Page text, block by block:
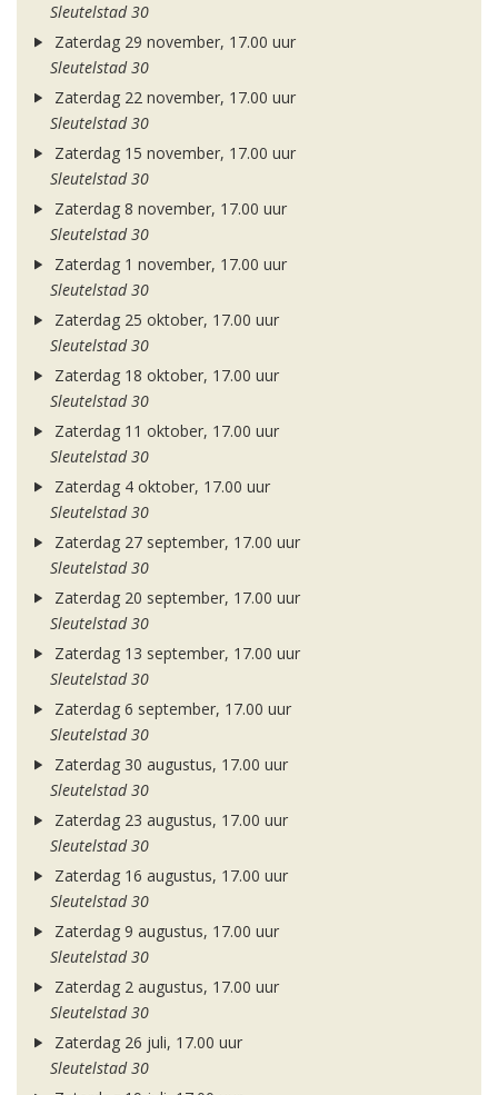
Sleutelstad 30
Zaterdag 29 november, 17.00 uur
Sleutelstad 30
Zaterdag 22 november, 17.00 uur
Sleutelstad 30
Zaterdag 15 november, 17.00 uur
Sleutelstad 30
Zaterdag 8 november, 17.00 uur
Sleutelstad 30
Zaterdag 1 november, 17.00 uur
Sleutelstad 30
Zaterdag 25 oktober, 17.00 uur
Sleutelstad 30
Zaterdag 18 oktober, 17.00 uur
Sleutelstad 30
Zaterdag 11 oktober, 17.00 uur
Sleutelstad 30
Zaterdag 4 oktober, 17.00 uur
Sleutelstad 30
Zaterdag 27 september, 17.00 uur
Sleutelstad 30
Zaterdag 20 september, 17.00 uur
Sleutelstad 30
Zaterdag 13 september, 17.00 uur
Sleutelstad 30
Zaterdag 6 september, 17.00 uur
Sleutelstad 30
Zaterdag 30 augustus, 17.00 uur
Sleutelstad 30
Zaterdag 23 augustus, 17.00 uur
Sleutelstad 30
Zaterdag 16 augustus, 17.00 uur
Sleutelstad 30
Zaterdag 9 augustus, 17.00 uur
Sleutelstad 30
Zaterdag 2 augustus, 17.00 uur
Sleutelstad 30
Zaterdag 26 juli, 17.00 uur
Sleutelstad 30